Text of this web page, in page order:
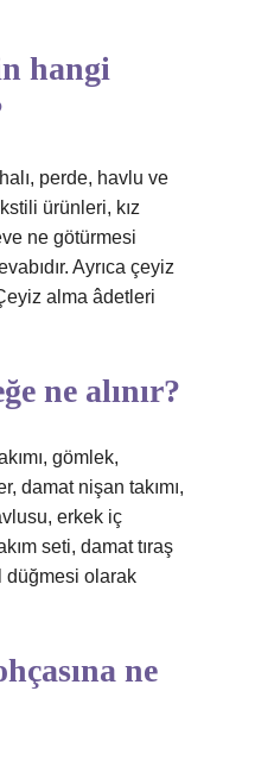
hangi
perde, havlu ve
ürünleri, kız
ne götürmesi
Ayrıca çeyiz
alma âdetleri
ne alınır?
gömlek,
damat nişan takımı,
erkek iç
seti, damat tıraş
düğmesi olarak
ne